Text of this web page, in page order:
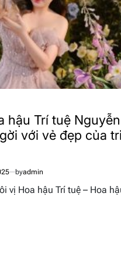
hậu Trí tuệ Nguyễn
với vẻ đẹp của
byadmin
vị Hoa hậu Trí tuệ – Hoa